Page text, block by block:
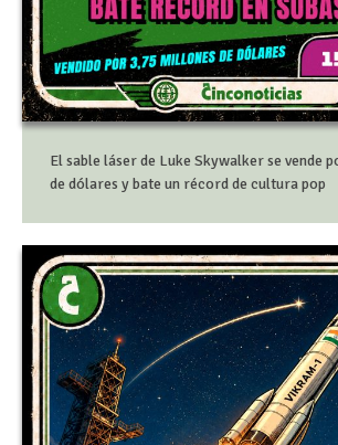
El sable láser de Luke Skywalker se vende
de dólares y bate un récord de cultura pop